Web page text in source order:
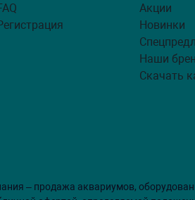
Акции
Новинки
Наши
Скачать
– продажа аквариумов,